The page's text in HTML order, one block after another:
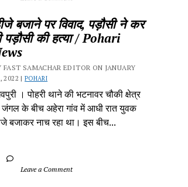
बजाने पर विवाद, पड़ौसी ने कर
पड़ौसी की हत्या / Pohari
FAST SAMACHAR EDITOR ON JANUARY
2022 | POHARI
। पोहरी थाने की भटनावर चौकी क्षेत्र‎
के बीच अहेरा गांव में‎ आधी रात युवक
बजाकर‎ नाच रहा था। इस बीच...